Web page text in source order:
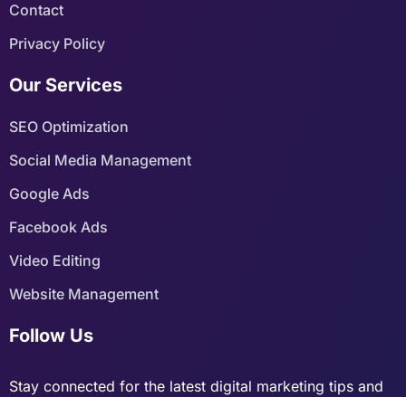
Contact
Privacy Policy
Our Services
SEO Optimization
Social Media Management
Google Ads
Facebook Ads
Video Editing
Website Management
Follow Us
Stay connected for the latest digital marketing tips and